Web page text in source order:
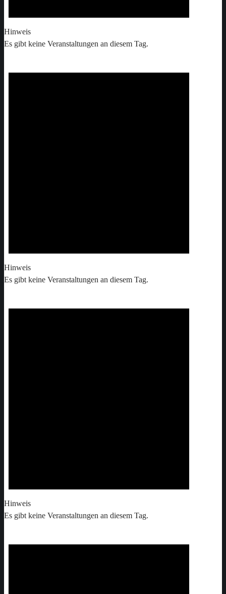
Hinweis
Es gibt keine Veranstaltungen an diesem Tag.
Hinweis
Es gibt keine Veranstaltungen an diesem Tag.
Hinweis
Es gibt keine Veranstaltungen an diesem Tag.